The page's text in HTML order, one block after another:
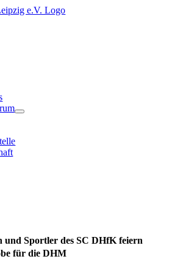
und Sportler des SC DHfK feiern
für die DHM